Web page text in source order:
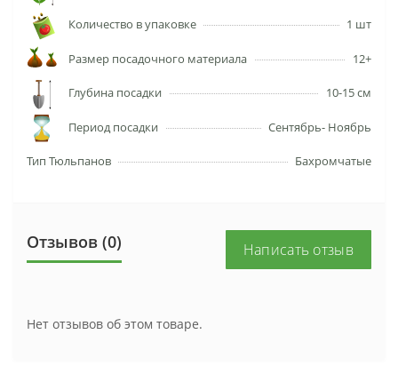
Количество в упаковке 1 шт
Размер посадочного материала 12+
Глубина посадки 10-15 см
Период посадки Сентябрь- Ноябрь
Тип Тюльпанов Бахромчатые
Отзывов (0) Написать отзыв
Нет отзывов об этом товаре.